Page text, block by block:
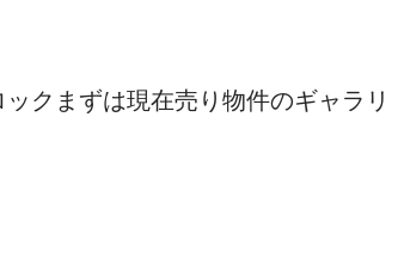
クまずは現在売り物件のギャラリ